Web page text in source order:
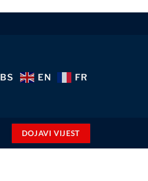
BS EN FR
DOJAVI VIJEST